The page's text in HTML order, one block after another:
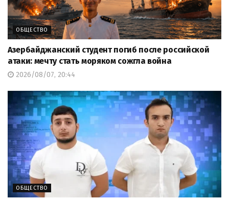
ОБЩЕСТВО
Азербайджанский студент погиб после российской
атаки: мечту стать моряком сожгла война
2026/08/07, 20:44
ОБЩЕСТВО